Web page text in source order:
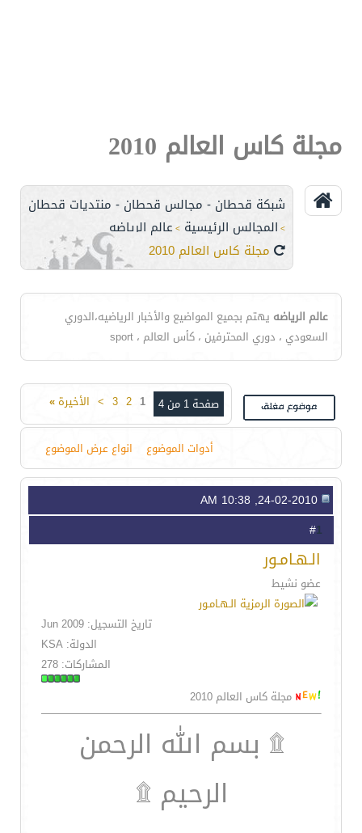
مجلة كاس العالم 2010
شبكة قحطان - مجالس قحطان - منتديات قحطان
> المجالس الرئيسية > عالم الرياضه
مجلة كاس العالم 2010
عالم الرياضه يهتم بجميع المواضيع والأخبار الرياضيه،الدوري
السعودي ، دوري المحترفين ، كأس العالم ، sport
صفحة 1 من 4 1
2
3
> الأخيرة»
أدوات الموضوع انواع عرض الموضوع
1
الـهـامـور
عضو نشيط
تاريخ التسجيل: Jun 2009
الدولة: KSA
المشاركات: 278
مجلة كاس العالم 2010
۩ بسم الله الرحمن
الرحيم ۩